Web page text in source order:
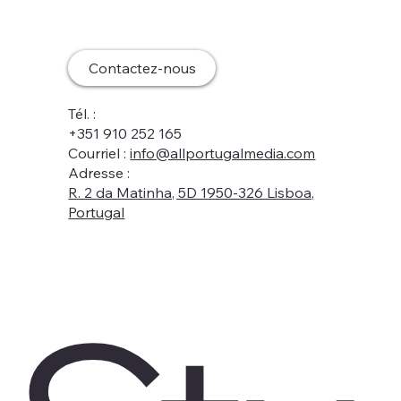
Contactez-nous
Tél. :
+351 910 252 165
Courriel :info@allportugalmedia.com
Adresse :
R. 2 da Matinha, 5D 1950-326 Lisboa,
Portugal